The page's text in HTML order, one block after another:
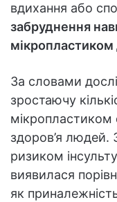
вдихання або
забруднення
мікропластиком
За словами
зростаючу
здоров’я людей.
ризиком
виявилася
як